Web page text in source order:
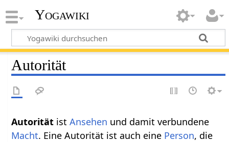
Yogawiki
Autorität
Autorität istAnsehen und damit verbundene
Macht. Eine Autorität ist auch eine Person, die